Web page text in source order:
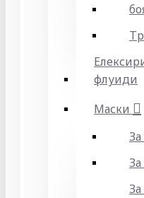
флуиди
Маски